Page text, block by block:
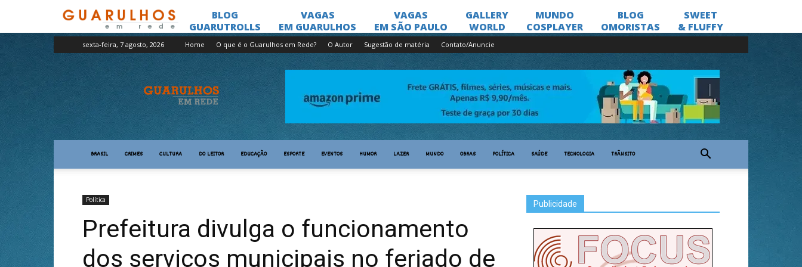
sexta-feira, 7 agosto, 2026 Home O que é o Guarulhos em Rede? O Autor Sugestão de matéria Contato/Anuncie
Guarulhos
em
Rede
BRASIL CRIMES CULTURA DO LEITOR EDUCAÇÃO ESPORTE EVENTOS HUMOR LAZER MUNDO OBRAS POLÍTICA SAÚDE TECNOLOGIA TRÂNSITO
Política
Prefeitura divulga o funcionamento
dos serviços municipais no feriado de
Publicidade